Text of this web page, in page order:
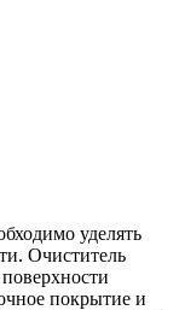
уделять
Очиститель
покрытие и